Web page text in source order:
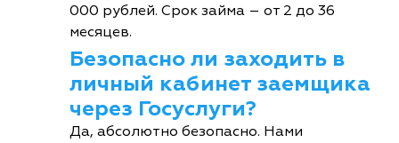
000 рублей. Срок займа – от 2 до 36
месяцев.
Безопасно ли заходить в
личный кабинет заемщика
через Госуслуги?
Да, абсолютно безопасно. Нами